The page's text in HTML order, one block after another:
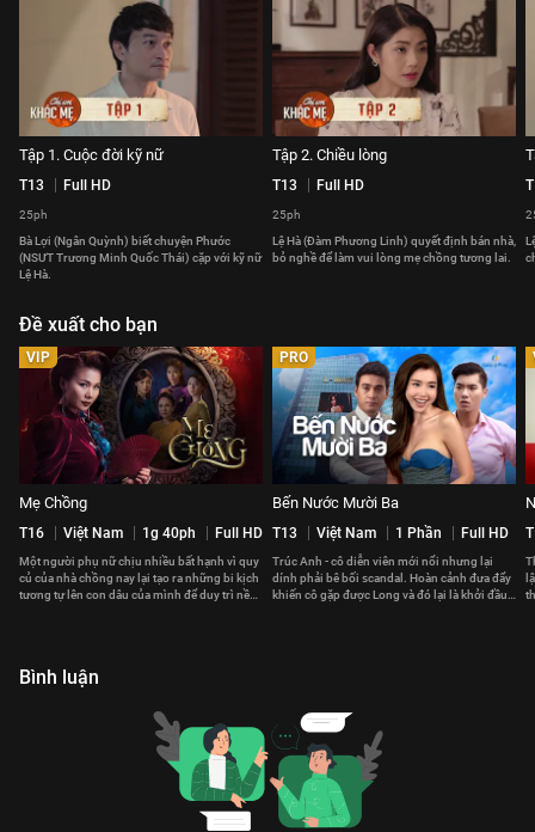
Tập 1. Cuộc đời kỹ nữ
T13 Full HD
25ph
Bà Lợi (Ngân Quỳnh) biết chuyện Phước
(NSƯT Trương Minh Quốc Thái) cặp với kỹ nữ
Lệ Hà.
Tập 2. Chiều lòng
T13 Full HD
25ph
Lệ Hà (Đàm Phương Linh) quyết định bán nhà,
bỏ nghề để làm vui lòng mẹ chồng tương lai.
Đề xuất cho bạn
VIP
Mẹ Chồng
T16 Việt Nam 1g 40ph Full HD
Một người phụ nữ chịu nhiều bất hạnh vì quy
củ của nhà chồng nay lại tạo ra những bi kịch
tương tự lên con dâu của mình để duy trì nền
PRO
Bến Nước Mười Ba
T13 Việt Nam 1 Phần Full HD
Trúc Anh - cô diễn viên mới nổi nhưng lại
dính phải bê bối scandal. Hoàn cảnh đưa đẩy
khiến cô gặp được Long và đó lại là khởi đầu
Bình luận